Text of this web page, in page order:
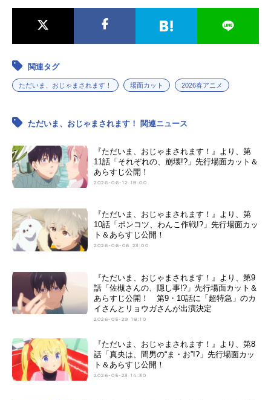
関連タグ
ただいま、おじゃまされます！ 場面カット 2026春アニメ
ただいま、おじゃまされます！ 関連ニュース
『ただいま、おじゃまされます！』より、第
11話「それぞれの、崩壊!?」先行場面カット＆
あらすじ公開！
2026-06-12 18:00
『ただいま、おじゃまされます！』より、第
10話「ポンコツ、わんこ作戦!?」先行場面カッ
ト＆あらすじ公開！
2026-06-06 23:00
『ただいま、おじゃまされます！』より、第9
話「佐槻さんの、隠し事!?」先行場面カット＆
あらすじ公開！ 第9・10話に「超特急」のカ
イさんとリョウガさんが出演決定
2026-05-29 18:10
『ただいま、おじゃまされます！』より、第8
話「真央は、間男の“ま・お”!?」先行場面カッ
ト＆あらすじ公開！
2026-05-23 14:30